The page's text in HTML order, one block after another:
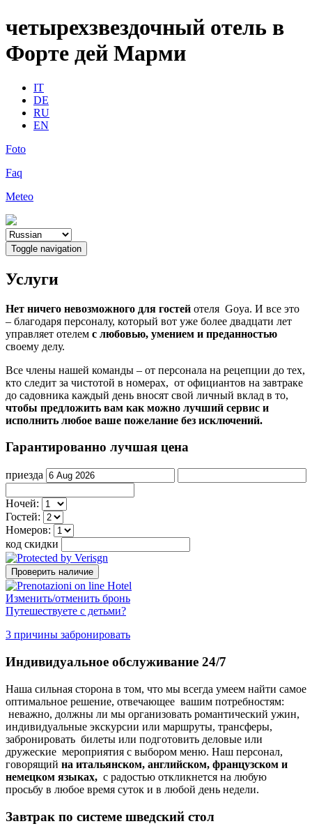
четырехзвездочный отель в
Форте дей Марми
IT
DE
RU
EN
Foto
Faq
Meteo
Toggle navigation
Услуги
Нет ничего невозможного для гостей отеля Goya. И все это
– благодаря персоналу, который вот уже более двадцати лет
управляет отелем с любовью, умением и преданностью
своему делу.
Все члены нашей команды – от персонала на рецепции до тех,
кто следит за чистотой в номерах, от официантов на завтраке
до садовника каждый день вносят свой личный вклад в то,
чтобы предложить вам как можно лучший сервис и
исполнить любое ваше пожелание без исключений.
Гарантированно лучшая цена
приезда
Hочей:
Гостей:
Номеров:
код скидки
Изменить/отменить бронь
Путешествуете с детьми?
3 причины забронировать
Индивидуальное обслуживание 24/7
Наша сильная сторона в том, что мы всегда умеем найти самое
оптимальное решение, отвечающее вашим потребностям:
неважно, должны ли мы организовать романтический ужин,
индивидуальные экскурсии или маршруты, трансферы,
забронировать билеты или подготовить деловые или
дружеские мероприятия с выбором меню. Наш персонал,
говорящий на итальянском, английском, французском и
немецком языках, с радостью откликнется на любую
просьбу в любое время суток и в любой день недели.
Завтрак по системе шведский стол